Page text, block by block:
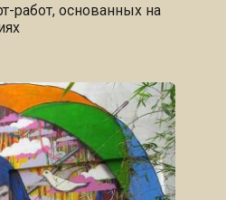
работ, основанных на